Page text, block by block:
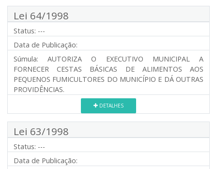
Lei 64/1998
Status: ---
Data de Publicação:
Súmula: AUTORIZA O EXECUTIVO MUNICIPAL A
FORNECER CESTAS BÁSICAS DE ALIMENTOS AOS
PEQUENOS FUMICULTORES DO MUNICÍPIO E DÁ OUTRAS
PROVIDÊNCIAS.
DETALHES
Lei 63/1998
Status: ---
Data de Publicação: